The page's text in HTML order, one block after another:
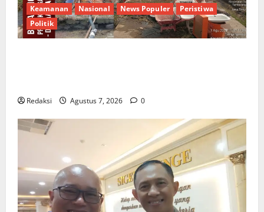
Keamanan
Nasional News Populer
Peristiwa
Politik
Redaksi Agustus 7, 2026 0